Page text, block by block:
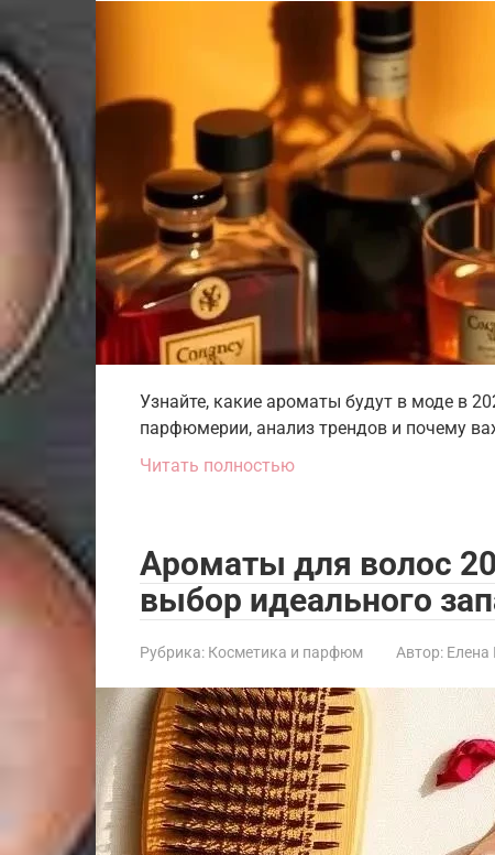
Узнайте, какие ароматы будут в моде в
парфюмерии, анализ трендов и почему
Читать полностью
Ароматы для волос
выбор идеального
Рубрика: Косметика и парфюм Автор: Елена